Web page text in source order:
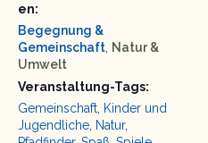
en:
Begegnung &
Gemeinschaft Natur &
Umwelt
Veranstaltung-Tags:
Gemeinschaft Kinder und
Jugendliche Natur,